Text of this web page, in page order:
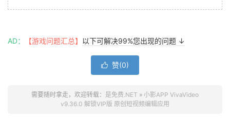
AD： 【游戏问题汇总】 以下可解决99%您出现的问题 ↓
 赞(0)
需要随时拿走，欢迎转载： 是免费.NET » 小影APP VivaVideo
v9.36.0 解锁VIP版 原创短视频编辑应用